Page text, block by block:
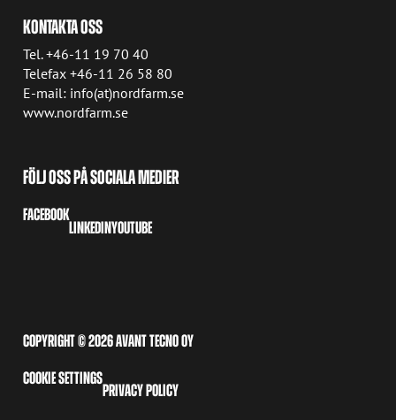
KONTAKTA OSS
Tel. +46-11 19 70 40
Telefax +46-11 26 58 80
E-mail: info(at)nordfarm.se
www.nordfarm.se
FÖLJ OSS PÅ SOCIALA MEDIER
FACEBOOK
LINKEDINYOUTUBE
COPYRIGHT © 2026 AVANT TECNO OY
COOKIE SETTINGS
PRIVACY POLICY